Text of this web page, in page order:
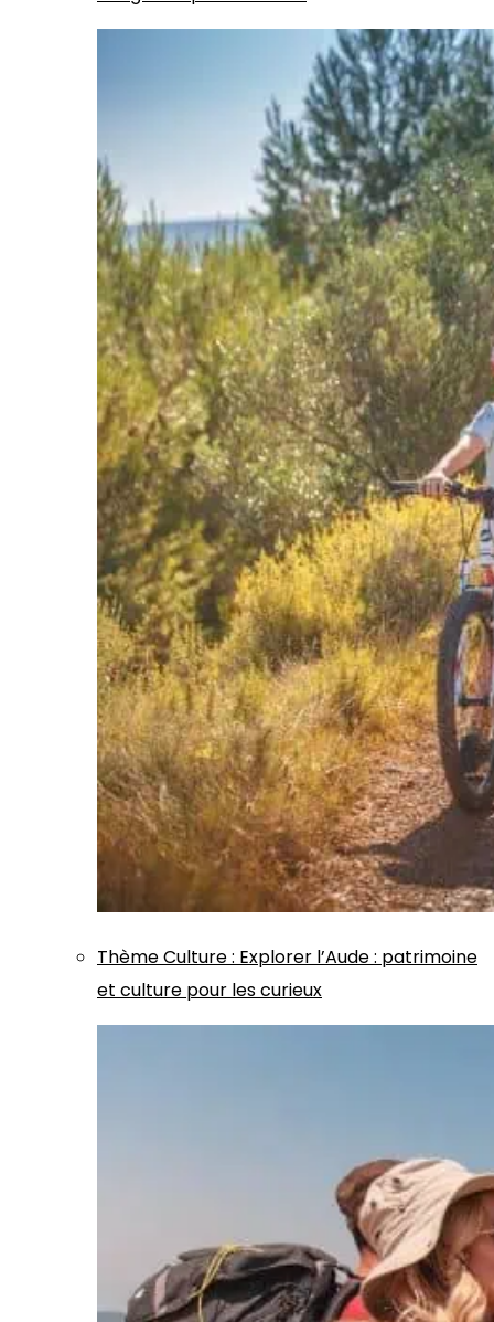
ThèmeCulture: Explorer l’Aude : patrimoine
et culture pour les curieux